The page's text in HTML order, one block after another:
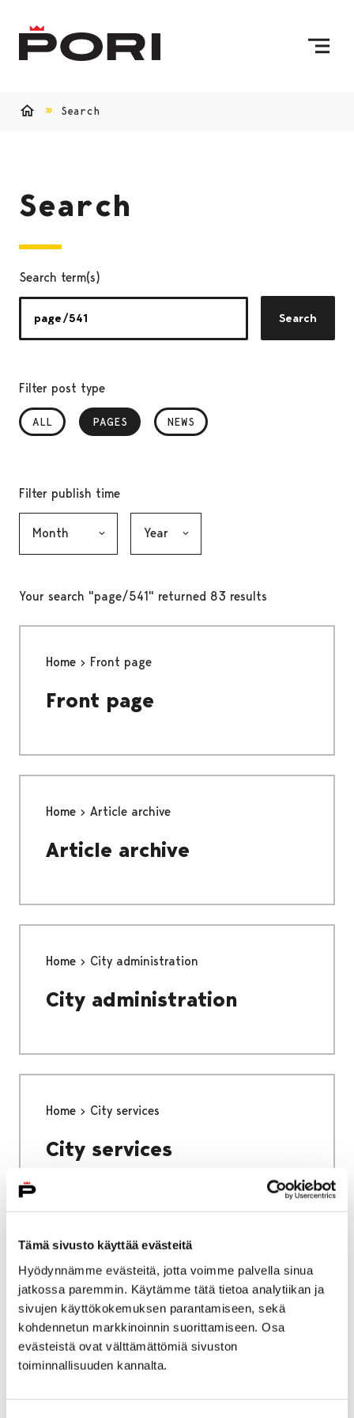
Tämä sivusto käyttää evästeitä
Hyödynnämme evästeitä, jotta voimme palvella sinua
jatkossa paremmin. Käytämme tätä tietoa analytiikan ja
sivujen käyttökokemuksen parantamiseen, sekä
kohdennetun markkinoinnin suorittamiseen. Osa
evästeistä ovat välttämättömiä sivuston
toiminnallisuuden kannalta.
Search
Search
Search term(s)
Search
Filter post type
ALL PAGES
, SELECTED NEWS
Filter publish time
Your search "page/541" returned 83 results
Home Front page
Front page
Home Article archive
Article archive
Home City administration
City administration
Home City services
City services
Why Pori